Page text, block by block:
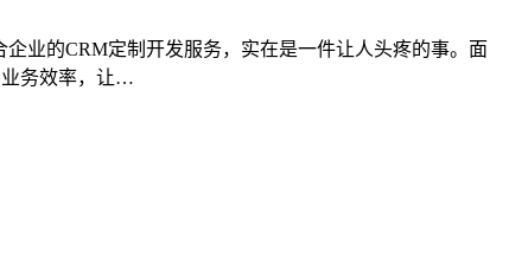
业的CRM定制开发服务，实在是一件让人头疼的事。面
业务效率，让…